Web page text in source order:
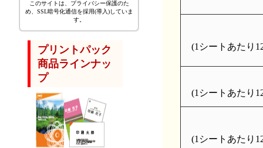
(1シートあたり
(1シートあたり
(1シートあたり
このサイトは、プライバシー保護のた
め、SSL暗号化通信を採用(導入)していま
す。
プリントパック
商品ラインナッ
プ